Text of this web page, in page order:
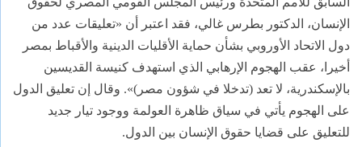
الإنسان، الدكتور بطرس غالي، فقد اعتبر أن «تعليقات عدد من
دول الاتحاد الأوروبي بشأن حماية الأقليات الدينية والأقباط بمصر
أخيرا، عقب الهجوم الإرهابي الذي استهدف كنيسة القديسين
بالإسكندرية، لا تعد (تدخلا في شؤون مصر)». وقال إن تعليق الدول
على الهجوم يأتي في سياق ظاهرة العولمة ووجود تيار جديد
للتعليق على قضايا حقوق الإنسان بين الدول.